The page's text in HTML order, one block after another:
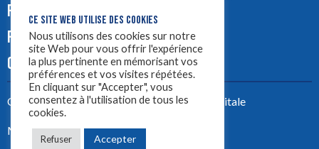
PODCASTS
PUB
CONTACT
Créez votre site avecYellowtie – Agence Digitale
Mentions légales
CE SITE WEB UTILISE DES COOKIES
Nous utilisons des cookies sur notre
site Web pour vous offrir l'expérience
la plus pertinente en mémorisant vos
préférences et vos visites répétées.
En cliquant sur "Accepter", vous
consentez à l'utilisation de tous les
cookies.
Refuser Accepter